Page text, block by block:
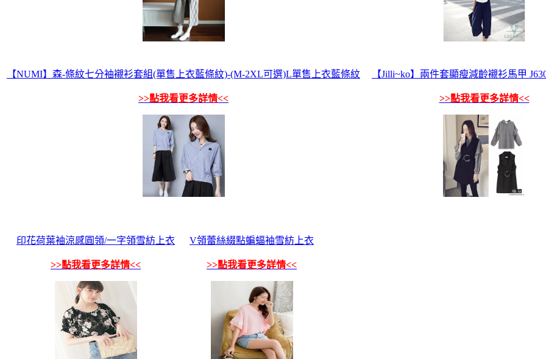
【NUMI】森-條紋七分袖襯衫套組(單售上衣藍條紋)-(M-2XL可選)L單售上衣藍條紋
>>點我看更多詳情<<
【Jilli~ko】兩件套顯瘦減齡襯衫馬甲
>>點我看更多詳情<<
印花荷葉袖涼感圓領/一字領雪紡上衣
>>點我看更多詳情<<
V領蕾絲綴點蝙蝠袖雪紡上衣
>>點我看更多詳情<<